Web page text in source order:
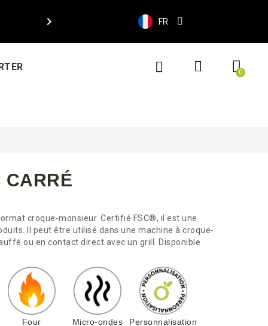
 FR
CARRÉ
croque-monsieur. Certifié FSC®, il est une
Il peut être utilisé dans une machine à croque-
ou en contact direct avec un grill. Disponible
Four Micro-ondes Personnalisation